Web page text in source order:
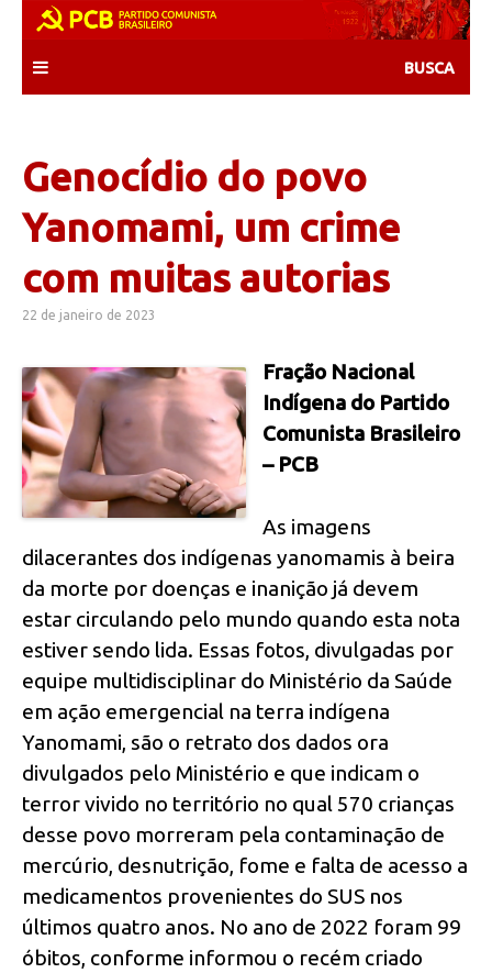
content
Genocídio do povo
Yanomami, um crime
com muitas autorias
22 de janeiro de 2023
Fração Nacional
Indígena do Partido
Comunista Brasileiro
– PCB
As imagens
dilacerantes dos indígenas yanomamis à beira
da morte por doenças e inanição já devem
estar circulando pelo mundo quando esta nota
estiver sendo lida. Essas fotos, divulgadas por
equipe multidisciplinar do Ministério da Saúde
em ação emergencial na terra indígena
Yanomami, são o retrato dos dados ora
divulgados pelo Ministério e que indicam o
terror vivido no território no qual 570 crianças
desse povo morreram pela contaminação de
mercúrio, desnutrição, fome e falta de acesso a
medicamentos provenientes do SUS nos
últimos quatro anos. No ano de 2022 foram 99
óbitos, conforme informou o recém criado